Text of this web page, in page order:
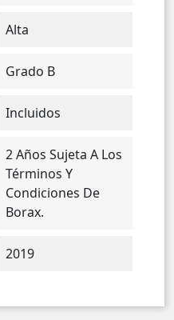
Alta
Grado B
Incluidos
2 Años Sujeta A Los
Términos Y
Condiciones De
Borax.
2019